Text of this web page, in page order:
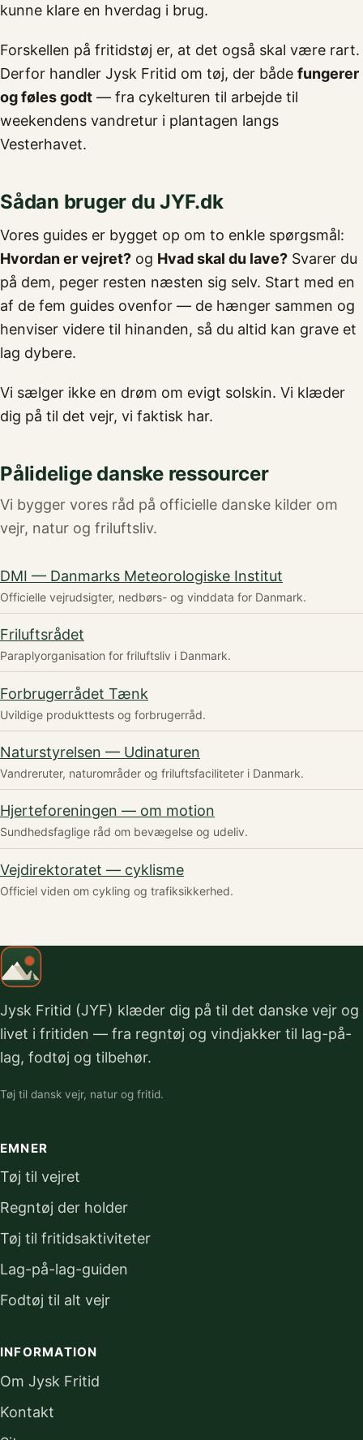
kunne klare en hverdag i brug.
Forskellen på fritidstøj er, at det også skal være rart.
Derfor handler Jysk Fritid om tøj, der både fungerer
og føles godt — fra cykelturen til arbejde til
weekendens vandretur i plantagen langs
Vesterhavet.
Sådan bruger du JYF.dk
Vores guides er bygget op om to enkle spørgsmål:
Hvordan er vejret? og Hvad skal du lave? Svarer du
på dem, peger resten næsten sig selv. Start med en
af de fem guides ovenfor — de hænger sammen og
henviser videre til hinanden, så du altid kan grave et
lag dybere.
Vi sælger ikke en drøm om evigt solskin. Vi klæder
dig på til det vejr, vi faktisk har.
Pålidelige danske ressourcer
Vi bygger vores råd på officielle danske kilder om
vejr, natur og friluftsliv.
DMI — Danmarks Meteorologiske Institut
Officielle vejrudsigter, nedbørs- og vinddata for Danmark.
Friluftsrådet
Paraplyorganisation for friluftsliv i Danmark.
Forbrugerrådet Tænk
Uvildige produkttests og forbrugerråd.
Naturstyrelsen — Udinaturen
Vandreruter, naturområder og friluftsfaciliteter i Danmark.
Hjerteforeningen — om motion
Sundhedsfaglige råd om bevægelse og udeliv.
Vejdirektoratet — cyklisme
Officiel viden om cykling og trafiksikkerhed.
Jysk Fritid (JYF) klæder dig på til det danske vejr og
livet i fritiden — fra regntøj og vindjakker til lag-på-
lag, fodtøj og tilbehør.
Tøj til dansk vejr, natur og fritid.
EMNER
Tøj til vejret
Regntøj der holder
Tøj til fritidsaktiviteter
Lag-på-lag-guiden
Fodtøj til alt vejr
INFORMATION
Om Jysk Fritid
Kontakt